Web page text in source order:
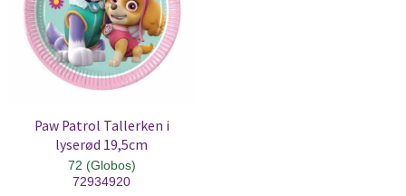
Paw Patrol Tallerken i
lyserød 19,5cm
72 (Globos)
72934920